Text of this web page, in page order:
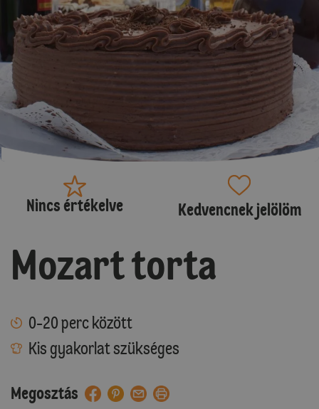
Nincs értékelve Kedvencnek jelölöm
Mozart torta
0-20 perc között
Kis gyakorlat szükséges
Megosztás